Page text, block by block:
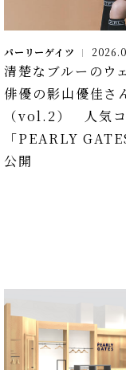
パーリーゲイツ
清楚なブルーのウ
俳優の影山優佳さ
（vol.2） 人気
「PEARLY
公開